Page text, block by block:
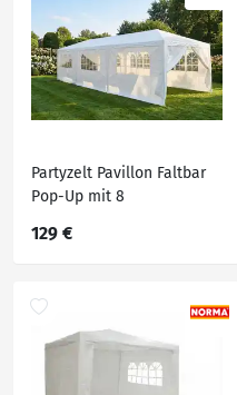
Partyzelt Pavillon Faltbar
Pop-Up mit 8
300 x 250 cm – Weiß
129 €